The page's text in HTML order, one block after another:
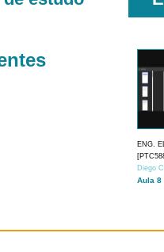
ENG.
Diego
Aula 8